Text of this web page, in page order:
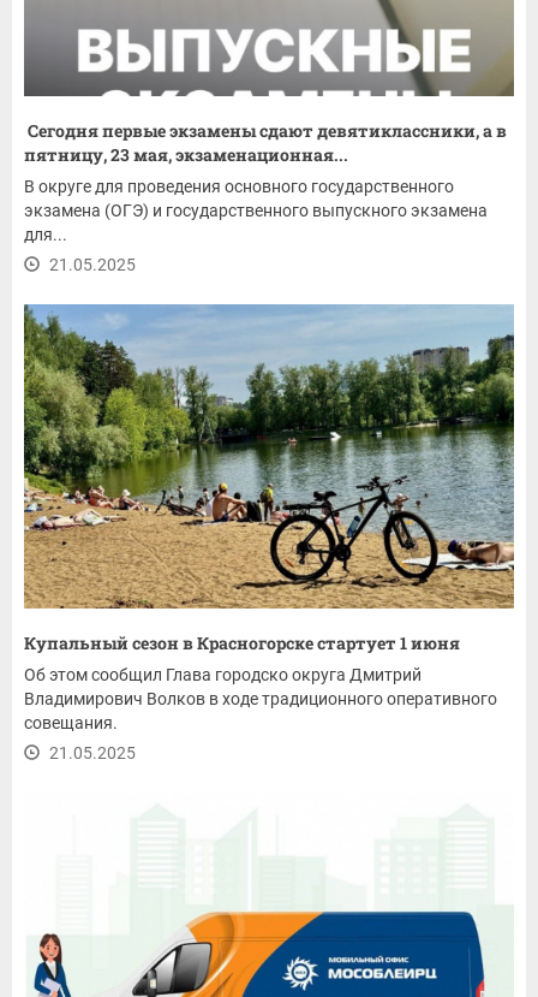
Сегодня первые экзамены сдают девятиклассники, а в
пятницу, 23 мая, экзаменационная...
В округе для проведения основного государственного
экзамена (ОГЭ) и государственного выпускного экзамена
для...
21.05.2025
Купальный сезон в Красногорске стартует 1 июня
Об этом сообщил Глава городско округа Дмитрий
Владимирович Волков в ходе традиционного оперативного
совещания.
21.05.2025